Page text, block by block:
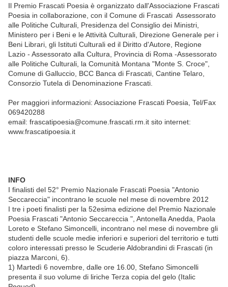
Il Premio Frascati Poesia è organizzato dall'Associazione Frascati
Poesia in collaborazione, con il Comune di Frascati  Assessorato
alle Politiche Culturali, Presidenza del Consiglio dei Ministri,
Ministero per i Beni e le Attività Culturali, Direzione Generale per i
Beni Librari, gli Istituti Culturali ed il Diritto d'Autore, Regione
Lazio - Assessorato alla Cultura, Provincia di Roma -Assessorato
alle Politiche Culturali, la Comunità Montana "Monte S. Croce",
Comune di Galluccio, BCC Banca di Frascati, Cantine Telaro,
Consorzio Tutela di Denominazione Frascati.
Per maggiori informazioni: Associazione Frascati Poesia, Tel/Fax
069420288
email: frascatipoesia@comune.frascati.rm.it sito internet:
www.frascatipoesia.it
INFO
I finalisti del 52° Premio Nazionale Frascati Poesia "Antonio
Seccareccia" incontrano le scuole nel mese di novembre 2012
I tre i poeti finalisti per la 52esima edizione del Premio Nazionale
Poesia Frascati "Antonio Seccareccia ", Antonella Anedda, Paola
Loreto e Stefano Simoncelli, incontrano nel mese di novembre gli
studenti delle scuole medie inferiori e superiori del territorio e tutti
coloro interessati presso le Scuderie Aldobrandini di Frascati (in
piazza Marconi, 6).
1) Martedì 6 novembre, dalle ore 16.00, Stefano Simoncelli
presenta il suo volume di liriche Terza copia del gelo (Italic